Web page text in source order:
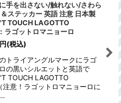
手を出さない/触れない/さわら
ステッカー 英語 注意 日本製
TOUCH LAGOTTO
ラゴットロマニョーロ
円(税込)
トライアングルマークにラゴ
の黒いシルエットと英語で
TOUCH LAGOTTO
注意！ラゴットロマニョーロに